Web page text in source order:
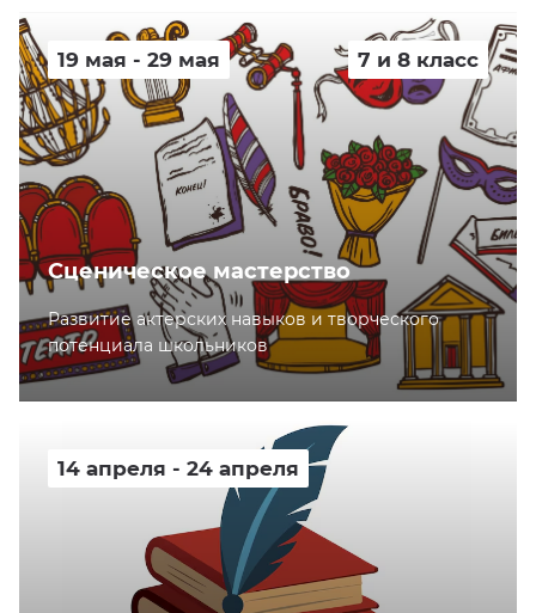
19 мая - 29 мая 7 и 8 класс
Сценическое мастерство
Развитие актерских навыков и творческого
потенциала школьников
14 апреля - 24 апреля